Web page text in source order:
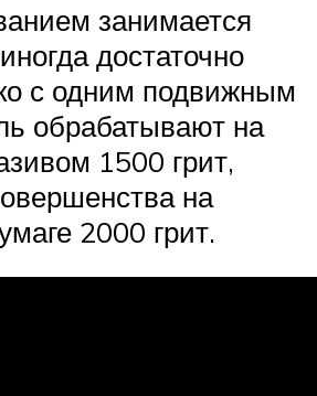
занимается
достаточно
с одним подвижным
обрабатывают на
1500 грит,
на
2000 грит.